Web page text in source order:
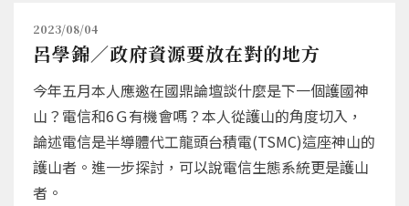
2023/08/04
呂學錦／政府資源要放在對的地方
今年五月本人應邀在國鼎論壇談什麼是下一個護國神
山？電信和6Ｇ有機會嗎？本人從護山的角度切入，
論述電信是半導體代工龍頭台積電(TSMC)這座神山的
護山者。進一步探討，可以說電信生態系統更是護山
者。